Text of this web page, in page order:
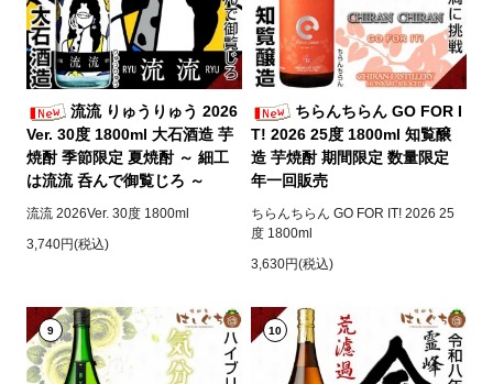
流流 りゅうりゅう 2026
Ver. 30度 1800ml 大石酒造 芋
焼酎 季節限定 夏焼酎 ～ 細工
は流流 呑んで御覧じろ ～
流流 2026Ver. 30度 1800ml
3,740円(税込)
ちらんちらん GO FOR I
T! 2026 25度 1800ml 知覧醸
造 芋焼酎 期間限定 数量限定
年一回販売
ちらんちらん GO FOR IT! 2026 25
度 1800ml
3,630円(税込)
9 10